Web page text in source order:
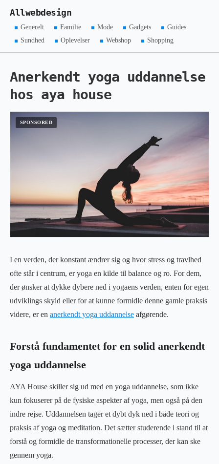
Allwebdesign
Generelt Familie Mode Gadgets
Guides
Sundhed
Oplevelser Webshop Shopping
Anerkendt yoga uddannelse
hos aya house
I en verden, der konstant ændrer sig og hvor stress og travlhed
ofte står i centrum, er yoga en kilde til balance og ro. For dem,
der ønsker at dykke dybere ned i yogaens verden, enten for egen
udviklings skyld eller for at kunne formidle denne gamle praksis
videre, er en anerkendt yoga uddannelse afgørende.
Forstå fundamentet for en solid anerkendt
yoga uddannelse
AYA House skiller sig ud med en yoga uddannelse, som ikke
kun fokuserer på de fysiske aspekter af yoga, men også på den
indre rejse. Uddannelsen tager et dybt dyk ned i både teori og
praksis af yoga og meditation. Det sætter studerende i stand til at
forstå og formidle de transformationelle processer, der kan ske
gennem yoga.